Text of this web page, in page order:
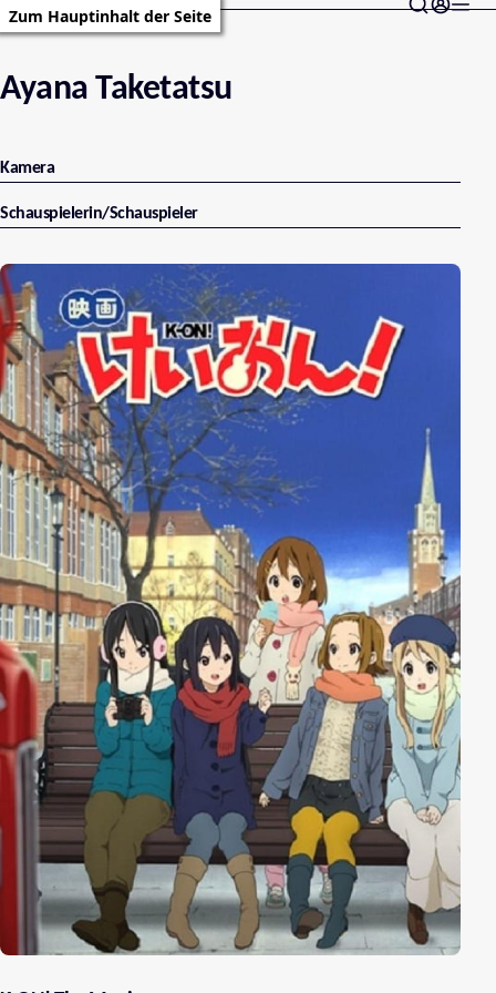
Zum Hauptinhalt der Seite
Ayana Taketatsu
Kamera
Schauspielerin/Schauspieler